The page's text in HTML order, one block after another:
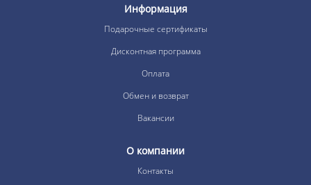
Информация
Подарочные сертификаты
Дисконтная программа
Оплата
Обмен и возврат
Вакансии
О компании
Контакты